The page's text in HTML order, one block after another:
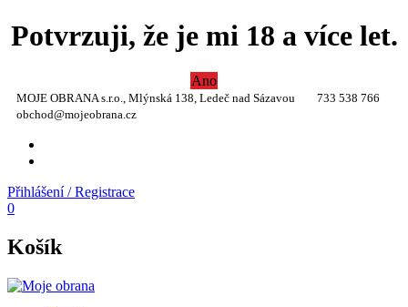
Potvrzuji, že je mi 18 a více let.
Ano
MOJE OBRANA s.r.o., Mlýnská 138, Ledeč nad Sázavou
733 538 766
obchod@mojeobrana.cz
Přihlášení / Registrace
0
Košík